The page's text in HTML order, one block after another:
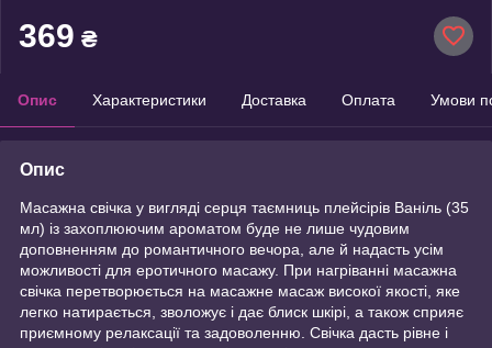
369 ₴
Опис Характеристики Доставка Оплата Умови
Опис
Масажна свічка у вигляді серця таємниць плейсірів Ваніль (35
мл) із захоплюючим ароматом буде не лише чудовим
доповненням до романтичного вечора, але й надасть усім
можливості для еротичного масажу. При нагріванні масажна
свічка перетворюється на масажне масаж високої якості, яке
легко натирається, зволожує і дає блиск шкірі, а також сприяє
приємному релаксації та задоволенню. Свічка дасть рівне і